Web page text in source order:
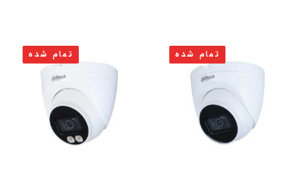
تمام شده تمام شده